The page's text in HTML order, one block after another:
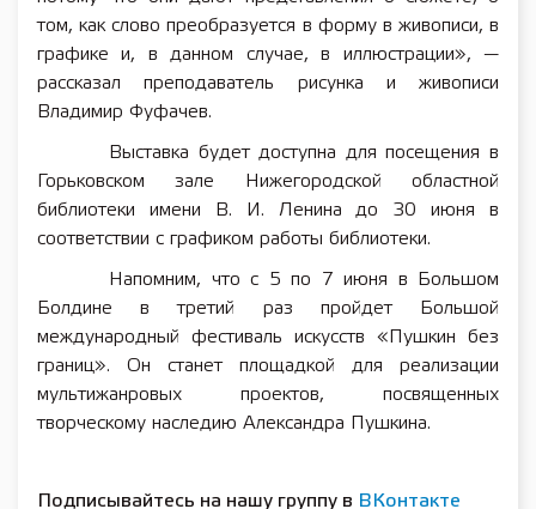
том, как слово преобразуется в форму в живописи, в
графике и, в данном случае, в иллюстрации», —
рассказал преподаватель рисунка и живописи
Владимир Фуфачев.
Выставка будет доступна для посещения в
Горьковском зале Нижегородской областной
библиотеки имени В. И. Ленина до 30 июня в
соответствии с графиком работы библиотеки.
Напомним, что с 5 по 7 июня в Большом
Болдине в третий раз пройдет Большой
международный фестиваль искусств «Пушкин без
границ». Он станет площадкой для реализации
мультижанровых проектов, посвященных
творческому наследию Александра Пушкина.
Подписывайтесь на нашу группу в ВКонтакте